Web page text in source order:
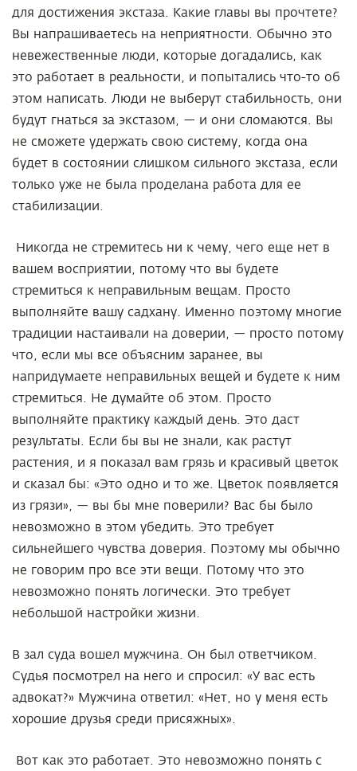
для достижения экстаза. Какие главы вы прочтете?
Вы напрашиваетесь на неприятности. Обычно это
невежественные люди, которые догадались, как
это работает в реальности, и попытались что-то об
этом написать. Люди не выберут стабильность, они
будут гнаться за экстазом, — и они сломаются. Вы
не сможете удержать свою систему, когда она
будет в состоянии слишком сильного экстаза, если
только уже не была проделана работа для ее
стабилизации.
Никогда не стремитесь ни к чему, чего еще нет в
вашем восприятии, потому что вы будете
стремиться к неправильным вещам. Просто
выполняйте вашу садхану. Именно поэтому многие
традиции настаивали на доверии, — просто потому
что, если мы все объясним заранее, вы
напридумаете неправильных вещей и будете к ним
стремиться. Не думайте об этом. Просто
выполняйте практику каждый день. Это даст
результаты. Если бы вы не знали, как растут
растения, и я показал вам грязь и красивый цветок
и сказал бы: «Это одно и то же. Цветок появляется
из грязи», — вы бы мне поверили? Вас бы было
невозможно в этом убедить. Это требует
сильнейшего чувства доверия. Поэтому мы обычно
не говорим про все эти вещи. Потому что это
невозможно понять логически. Это требует
небольшой настройки жизни.
В зал суда вошел мужчина. Он был ответчиком.
Судья посмотрел на него и спросил: «У вас есть
адвокат?» Мужчина ответил: «Нет, но у меня есть
хорошие друзья среди присяжных».
Вот как это работает. Это невозможно понять с